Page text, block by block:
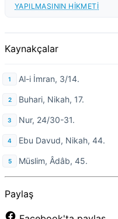
YAPILMASININ HİKMETİ
Kaynakçalar
Al-i İmran, 3/14.
Buhari, Nikah, 17.
Nur, 24/30-31.
Ebu Davud, Nikah, 44.
Müslim, Âdâb, 45.
Paylaş